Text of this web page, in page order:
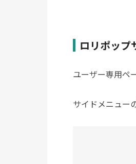
ロリポップ
ユーザー専用ペ
サイドメニュー